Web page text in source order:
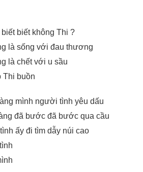
biết không Thi ?
là sống với đau thương
là chết với u sầu
Thi buồn
mình người tình yêu dấu
đã bước đã bước qua cầu
ấy đi tìm dẫy núi cao